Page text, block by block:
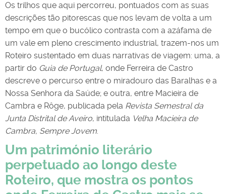
Os trilhos que aqui percorreu, pontuados com as suas
descrições tão pitorescas que nos levam de volta a um
tempo em que o bucólico contrasta com a azáfama de
um vale em pleno crescimento industrial, trazem-nos um
Roteiro sustentado em duas narrativas de viagem: uma, a
partir do Guia de Portugal, onde Ferreira de Castro
descreve o percurso entre o miradouro das Baralhas e a
Nossa Senhora da Saúde; e outra, entre Macieira de
Cambra e Rôge, publicada pela Revista Semestral da
Junta Distrital de Aveiro, intitulada Velha Macieira de
Cambra, Sempre Jovem.
Um património literário
perpetuado ao longo deste
Roteiro, que mostra os pontos